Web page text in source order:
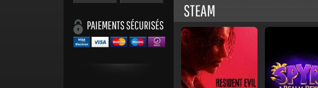
PAIEMENTS SÉCURISÉS
STEAM